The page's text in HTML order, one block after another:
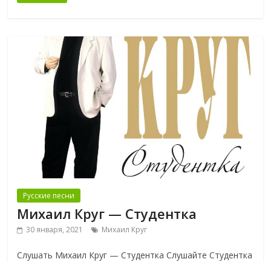
Русские песни
Михаил Круг — Студентка
30 января, 2021 Михаил Круг
Слушать Михаил Круг — Студентка Слушайте Студентка